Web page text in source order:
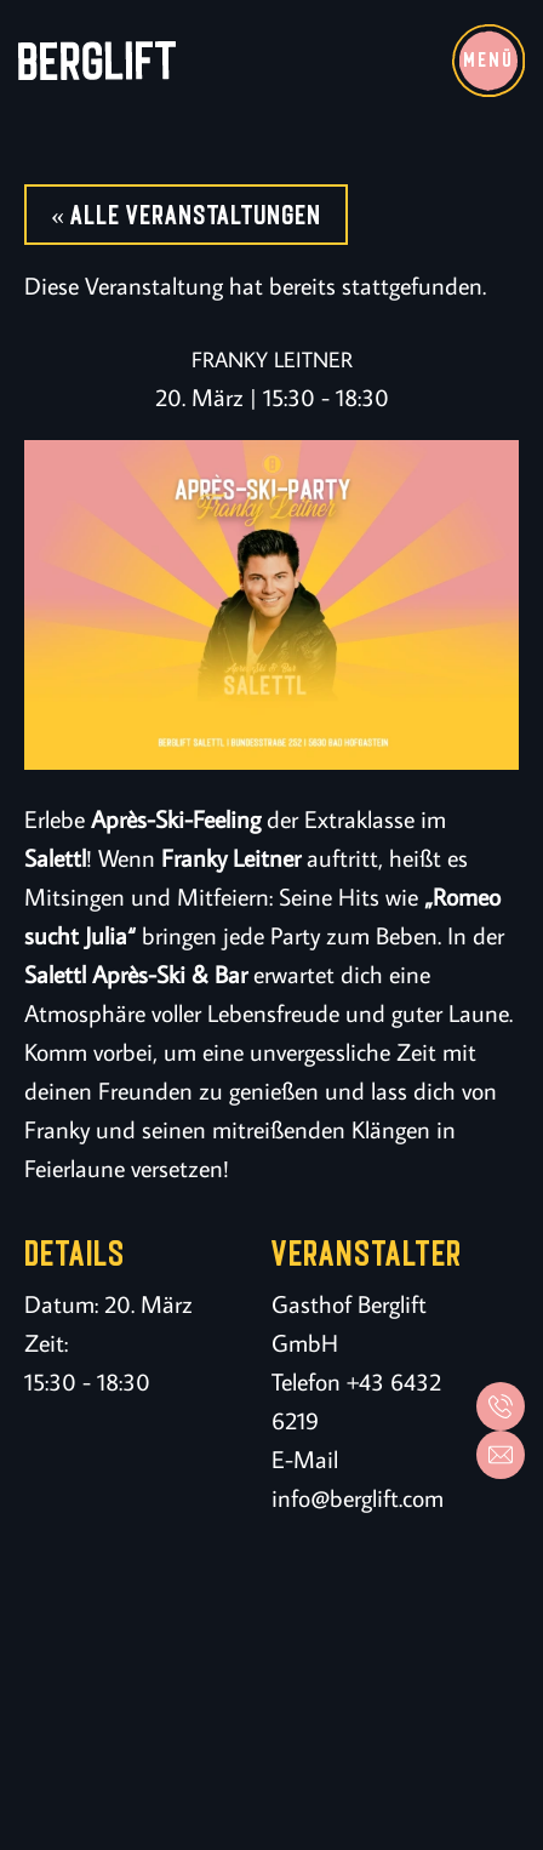
MENÜ
« Alle Veranstaltungen
Diese Veranstaltung hat bereits stattgefunden.
FRANKY LEITNER
20. März | 15:30 -18:30
ErlebeAprès-Ski-Feelingder Extraklasse im
Salettl! Wenn Franky Leitnerauftritt, heißt es
Mitsingen und Mitfeiern: Seine Hits wie „Romeo
sucht Julia“ bringen jede Party zum Beben. In der
Salettl Après-Ski & Barerwartet dich eine
Atmosphäre voller Lebensfreude und guter Laune.
Komm vorbei, um eine unvergessliche Zeit mit
deinen Freunden zu genießen und lass dich von
Franky und seinen mitreißenden Klängen in
Feierlaune versetzen!
DETAILS
Datum:20. März
Zeit:
15:30 - 18:30
VERANSTALTER
Gasthof Berglift
GmbH
Telefon +43 6432
6219
E-Mail
info@berglift.com